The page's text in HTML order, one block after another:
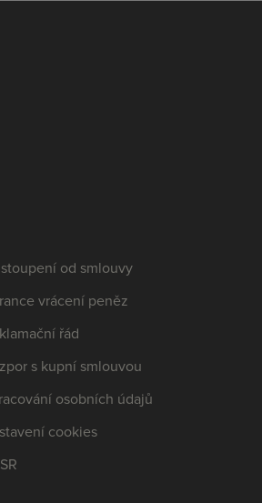
od smlouvy
vrácení peněz
řád
s kupní smlouvou
osobních údajů
cookies